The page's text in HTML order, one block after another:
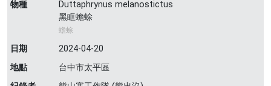
物種
Duttaphrynus melanostictus
黑眶蟾蜍
蟾蜍
日期
2024-04-20
地點
台中市太平區